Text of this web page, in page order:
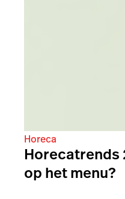
Horeca
Horecatrends
op het menu?